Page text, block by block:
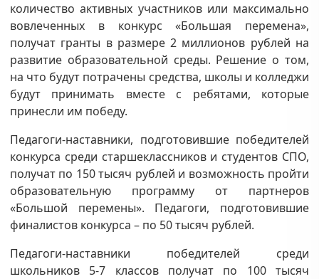
количество активных участников или максимально
вовлеченных в конкурс «Большая перемена»,
получат гранты в размере 2 миллионов рублей на
развитие образовательной среды. Решение о том,
на что будут потрачены средства, школы и колледжи
будут принимать вместе с ребятами, которые
принесли им победу.
Педагоги-наставники, подготовившие победителей
конкурса среди старшеклассников и студентов СПО,
получат по 150 тысяч рублей и возможность пройти
образовательную программу от партнеров
«Большой перемены». Педагоги, подготовившие
финалистов конкурса – по 50 тысяч рублей.
Педагоги-наставники победителей среди
школьников 5-7 классов получат по 100 тысяч